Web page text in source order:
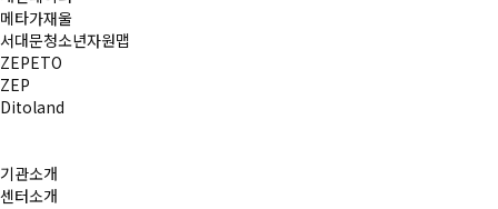
메타가재울
서대문청소년자원맵
ZEPETO
ZEP
Ditoland
기관소개
센터소개